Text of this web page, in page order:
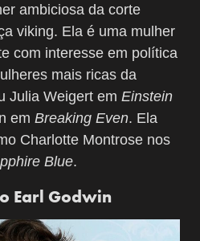
ambiciosa da corte
viking. Ela é uma mulher
com interesse em política
mais ricas da
Julia Weigert em Einstein
em Breaking Even. Ela
Charlotte Montrose nos
Blue.
Earl Godwin